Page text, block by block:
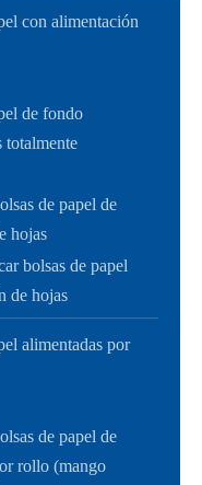
con alimentación
de fondo
totalmente
de papel de
hojas
bolsas de papel
de hojas
alimentadas por
de papel de
rollo (mango